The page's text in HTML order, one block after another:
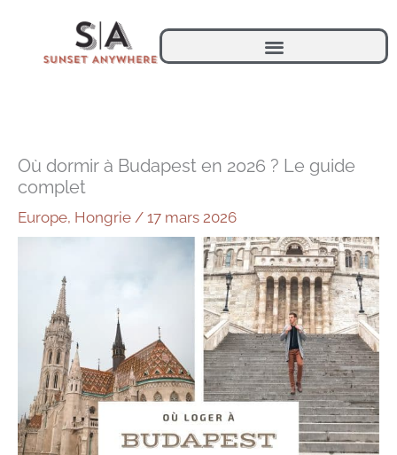
contenu
Où dormir à Budapest en 2026 ? Le guide
complet
Europe, Hongrie / 17 mars 2026